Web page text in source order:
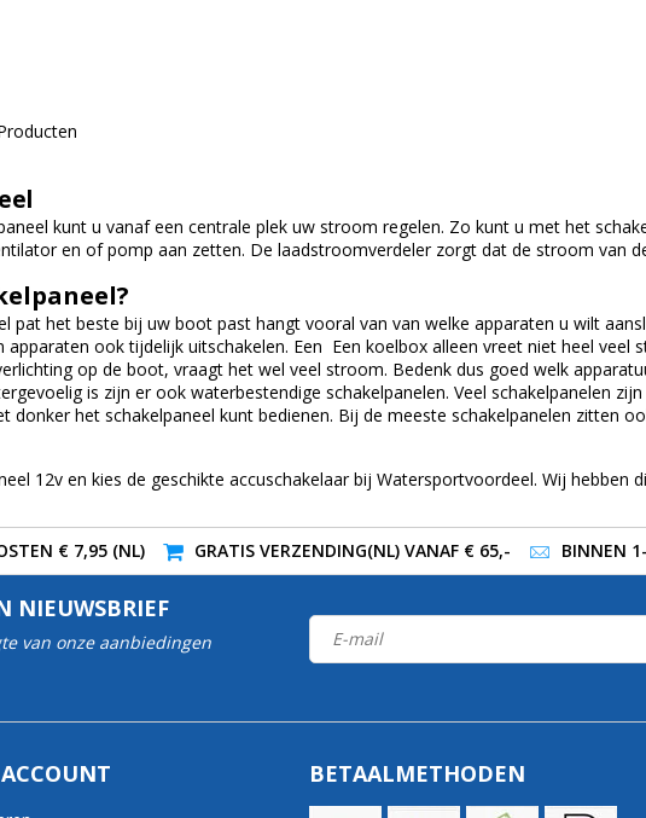
kunt u vanaf een centrale plek uw stroom regelen. Zo kunt u met het
en of pomp aan zetten. De laadstroomverdeler zorgt dat de stroom van
pat het beste bij uw boot past hangt vooral van van welke apparaten u wilt
apparaten ook tijdelijk uitschakelen. Een Een koelbox alleen vreet niet heel veel
op de boot, vraagt het wel veel stroom. Bedenk dus goed welk
is zijn er ook waterbestendige schakelpanelen. Veel schakelpanelen
donker het schakelpaneel kunt bedienen. Bij de meeste schakelpanelen zitten
12v en kies de geschikte accuschakelaar bij Watersportvoordeel. Wij hebben
€ 7,95 (NL) GRATIS VERZENDING(NL) VANAF € 65,- BINNEN
NIEUWSBRIEF
van onze aanbiedingen
BETAALMETHODEN